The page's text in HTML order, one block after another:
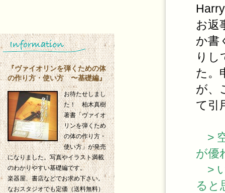
お返
か書
りし
た。
が、
て引
>
が優
>
ると
『ヴァイオリンを弾くための体
の作り方・使い方 〜基礎編』
お待たせしまし
た！ 柏木真樹
著書「ヴァイオ
リンを弾くため
の体の作り方・
使い方」が発売
になりました。写真やイラスト満載
のわかりやすい基礎編です。
楽器屋、書店などでお求め下さい。
なおスタジオでも定価（送料無料）